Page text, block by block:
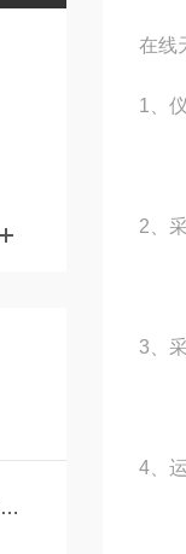
在线
1、
2、
3、
4、